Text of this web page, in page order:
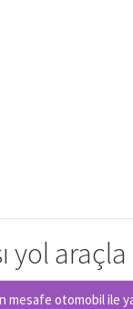
yol
mesafe otomobil ile